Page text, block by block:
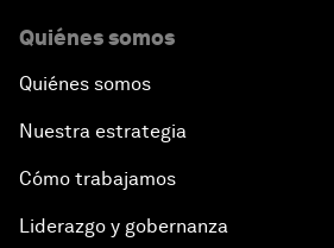
Quiénes somos
Quiénes somos
Nuestra estrategia
Cómo trabajamos
Liderazgo y gobernanza